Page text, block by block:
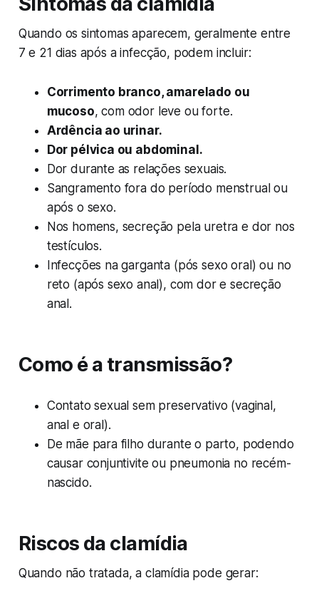
Quando os sintomas aparecem, geralmente entre
7 e 21 dias após a infecção, podem incluir:
Corrimento branco, amarelado ou
mucoso, com odor leve ou forte.
Ardência ao urinar.
Dor pélvica ou abdominal.
Dor durante as relações sexuais.
Sangramento fora do período menstrual ou
após o sexo.
Nos homens, secreção pela uretra e dor nos
testículos.
Infecções na garganta (pós sexo oral) ou no
reto (após sexo anal), com dor e secreção
anal.
Como é a transmissão?
Contato sexual sem preservativo (vaginal,
anal e oral).
De mãe para filho durante o parto, podendo
causar conjuntivite ou pneumonia no recém-
nascido.
Riscos da clamídia
Quando não tratada, a clamídia pode gerar: